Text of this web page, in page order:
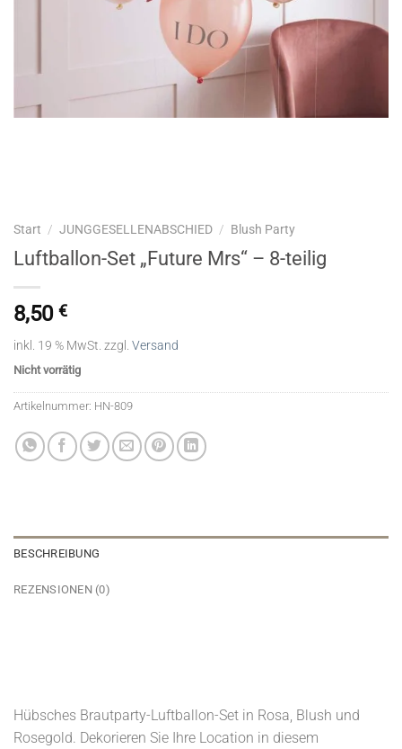
Start / JUNGGESELLENABSCHIED / Blush Party
Luftballon-Set „Future Mrs“ – 8-teilig
8,50 €
inkl. 19 % MwSt. zzgl. Versand
Nicht vorrätig
Artikelnummer: HN-809
BESCHREIBUNG
REZENSIONEN (0)
Hübsches Brautparty-Luftballon-Set in Rosa, Blush und
Rosegold. Dekorieren Sie Ihre Location in diesem